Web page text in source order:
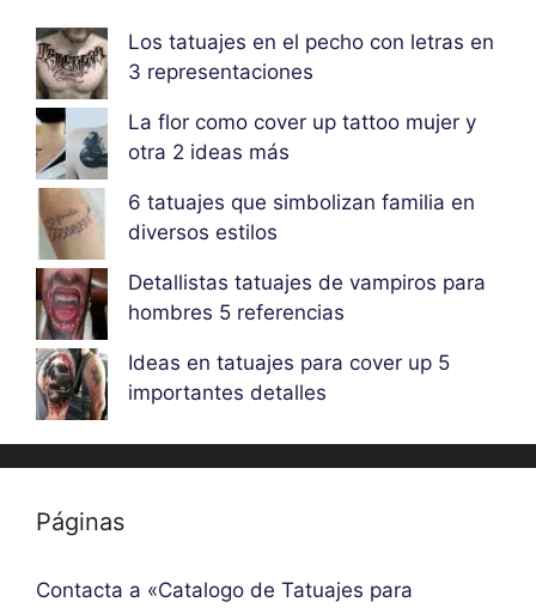
Los tatuajes en el pecho con letras en
3 representaciones
La flor como cover up tattoo mujer y
otra 2 ideas más
6 tatuajes que simbolizan familia en
diversos estilos
Detallistas tatuajes de vampiros para
hombres 5 referencias
Ideas en tatuajes para cover up 5
importantes detalles
Páginas
Contacta a «Catalogo de Tatuajes para